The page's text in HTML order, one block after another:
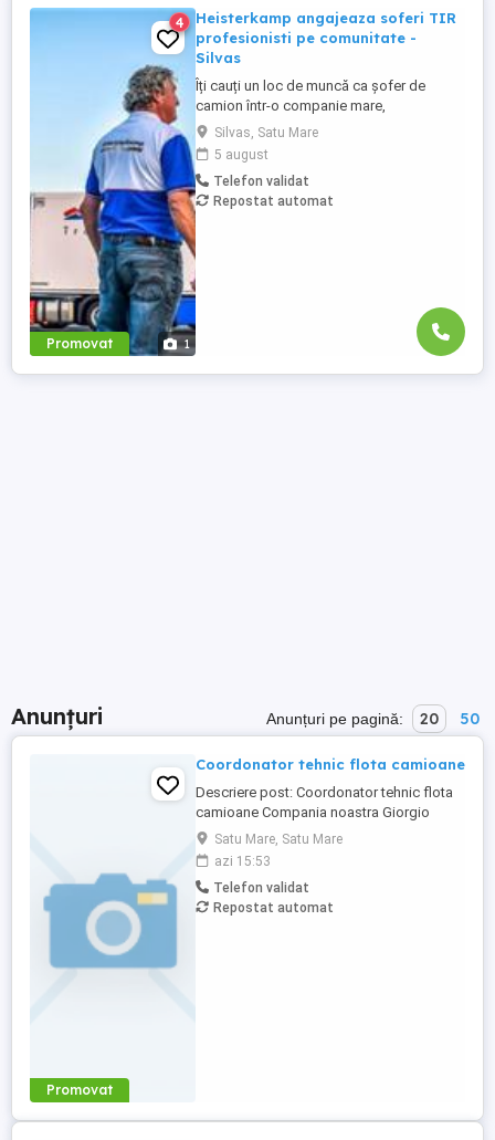
Promovat 1
4
Heisterkamp angajeaza soferi TIR
profesionisti pe comunitate -
Silvas
Îți cauți un loc de muncă ca șofer de
camion într-o companie mare,
internațională și stabilă? Atunci vino în
echipa Heisterkamp! Angajăm șoferi cu
sau fără experiență și echipaje pentru
transport internațional. Beneficii: training
de inițiere la începutul activității în cadrul
Silvas, Satu Mare
5 august
Telefon validat
Repostat automat
Anunțuri Anunțuri pe pagină: 20 50
Promovat
Coordonator tehnic flota camioane
Descriere post: Coordonator tehnic flota
camioane Compania noastra Giorgio
Trans cauta un Coordonator tehnic flota
camioane pasionat si dedicat pentru a se
alatura echipei noastre din departamentul
de logistica. Daca esti o persoana
organizata, cu abilitati excelente de
Satu Mare, Satu Mare
azi 15:53
Telefon validat
Repostat automat